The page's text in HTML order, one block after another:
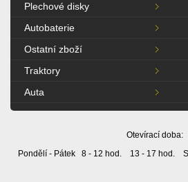
Plechové disky
Autobaterie
Ostatní zboží
Traktory
Auta
Otevírací doba:
Pondělí - Pátek 8 - 12 hod. 13 - 17